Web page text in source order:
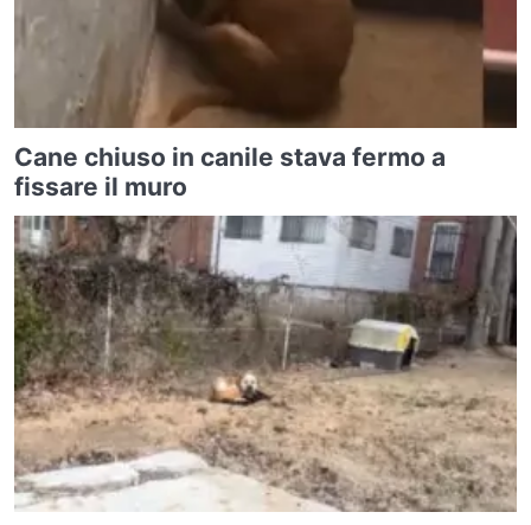
Cane chiuso in canile stava fermo a
fissare il muro